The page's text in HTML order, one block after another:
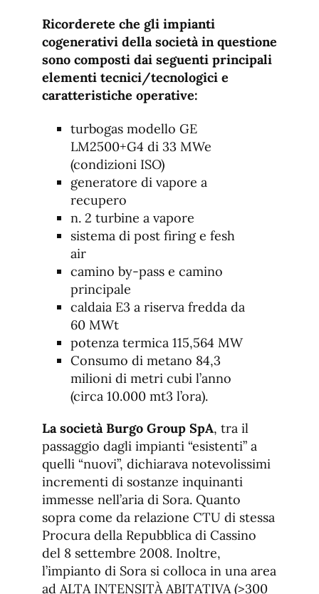
Ricorderete che gli impianti
cogenerativi della società in questione
sono composti dai seguenti principali
elementi tecnici/tecnologici e
caratteristiche operative:
turbogas modello GE
LM2500+G4 di 33 MWe
(condizioni ISO)
generatore di vapore a
recupero
n. 2 turbine a vapore
sistema di post firing e fesh
air
camino by-pass e camino
principale
caldaia E3 a riserva fredda da
60 MWt
potenza termica 115,564 MW
Consumo di metano 84,3
milioni di metri cubi l’anno
(circa 10.000 mt3 l’ora).
La società Burgo Group SpA, tra il
passaggio dagli impianti “esistenti” a
quelli “nuovi”, dichiarava notevolissimi
incrementi di sostanze inquinanti
immesse nell’aria di Sora. Quanto
sopra come da relazione CTU di stessa
Procura della Repubblica di Cassino
del 8 settembre 2008. Inoltre,
l’impianto di Sora si colloca in una area
ad ALTA INTENSITÀ ABITATIVA (>300